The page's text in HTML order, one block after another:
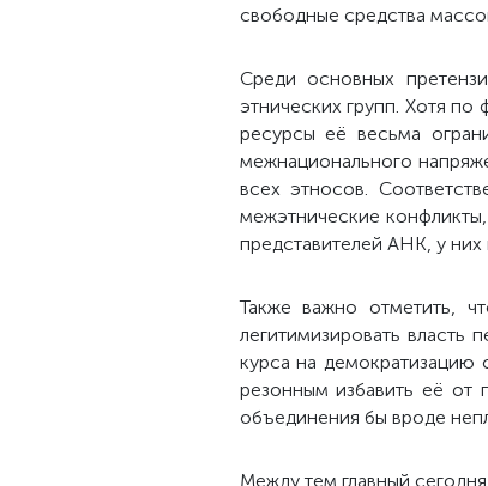
свободные средства
Среди основных
этнических групп. Хотя
ресурсы её весьма
межнационального
всех этносов.
межэтнические
представителей АНК, у
Также важно отметить,
легитимизировать
курса на
резонным избавить её от
объединения бы вроде
Между тем главный